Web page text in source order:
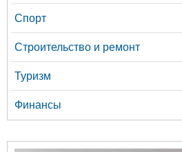
Спорт
Строительство и ремонт
Туризм
Финансы